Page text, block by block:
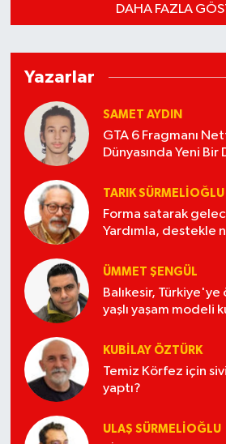
DAHA FAZLA
Yazarlar
SAMET AYDIN
GTA 6 Fragmanı
Dünyasında Yeni Bir
TARIK SÜRMELIOĞLU
Forma satarak
Yardımla, destekle
ÜMMET ŞENGÜL
Balıkesir,
yaşlı yaşam modeli
KUBİLAY ÖZTÜRK
Temiz Körfez için
yaptı?
ULAŞ SÜRMELİOĞLU